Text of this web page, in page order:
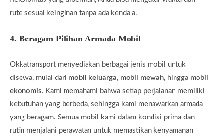
rute sesuai keinginan tanpa ada kendala.
4. Beragam Pilihan Armada Mobil
Okkatransport menyediakan berbagai jenis mobil untuk
disewa, mulai dari mobil keluarga, mobil mewah, hingga mobil
ekonomis. Kami memahami bahwa setiap perjalanan memiliki
kebutuhan yang berbeda, sehingga kami menawarkan armada
yang beragam. Semua mobil kami dalam kondisi prima dan
rutin menjalani perawatan untuk memastikan kenyamanan